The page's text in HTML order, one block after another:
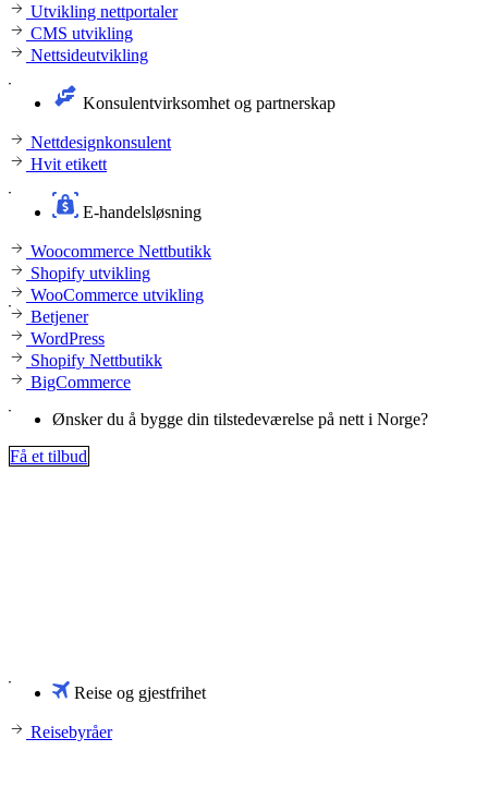
Utvikling nettportaler
CMS utvikling
Nettsideutvikling
Konsulentvirksomhet og partnerskap
Nettdesignkonsulent
Hvit etikett
E-handelsløsning
Woocommerce Nettbutikk
Shopify utvikling
WooCommerce utvikling
Betjener
WordPress
Shopify Nettbutikk
BigCommerce
Ønsker du å bygge din tilstedeværelse på nett i Norge?
Få et tilbud
Reise og gjestfrihet
Reisebyråer